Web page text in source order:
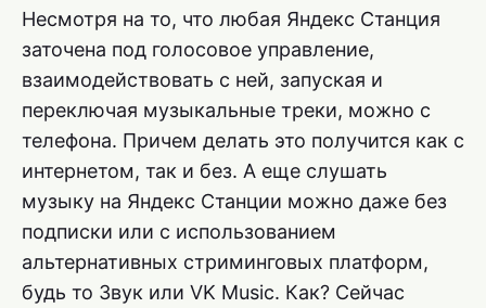
Несмотря на то, что любая Яндекс Станция
заточена под голосовое управление,
взаимодействовать с ней, запуская и
переключая музыкальные треки, можно с
телефона. Причем делать это получится как с
интернетом, так и без. А еще слушать
музыку на Яндекс Станции можно даже без
подписки или с использованием
альтернативных стриминговых платформ,
будь то Звук или VK Music. Как? Сейчас